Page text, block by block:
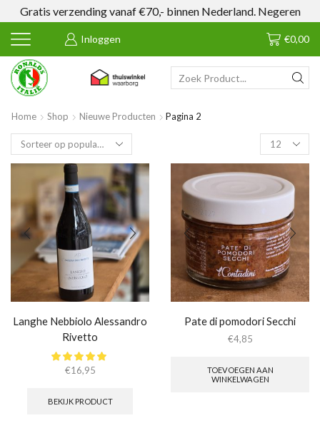
Gratis verzending vanaf €70,- binnen Nederland. Negeren
Inloggen €0,00
SEARCH
Home Shop Nieuwe Producten
Pagina 2
Products
per
page
Langhe Nebbiolo Alessandro
Rivetto
€16,95
BEKIJK PRODUCT
Pate di pomodori Secchi
€4,85
TOEVOEGEN AAN
WINKELWAGEN